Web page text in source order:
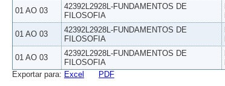
01 AO 03
42392L2928L-FUNDAMENTOS DE
FILOSOFIA
01 AO 03
42392L2928L-FUNDAMENTOS DE
FILOSOFIA
01 AO 03
42392L2928L-FUNDAMENTOS DE
FILOSOFIA
Exportar para: Excel PDF